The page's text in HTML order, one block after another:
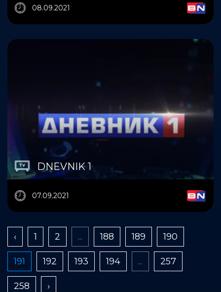
08.09.2021
DNEVNIK 1
07.09.2021
‹ 1 2 ... 188 189 190
191 192 193 194 ... 257
258 ›